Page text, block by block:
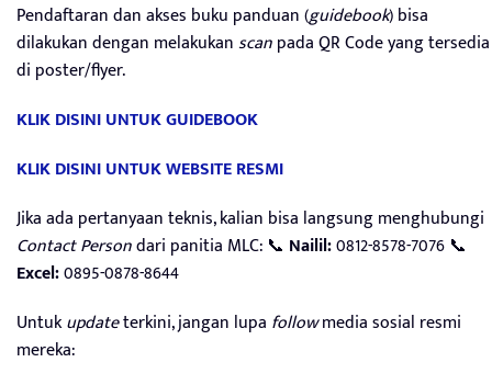
Pendaftaran dan akses buku panduan (guidebook) bisa
dilakukan dengan melakukanscanpada QR Code yang tersedia
di poster/flyer.
KLIK DISINI UNTUK GUIDEBOOK
KLIK DISINI UNTUK WEBSITE RESMI
Jika ada pertanyaan teknis, kalian bisa langsung menghubungi
Contact Persondari panitia MLC: 📞 Nailil:0812-8578-7076 📞
Excel:0895-0878-8644
Untukupdateterkini, jangan lupa followmedia sosial resmi
mereka: